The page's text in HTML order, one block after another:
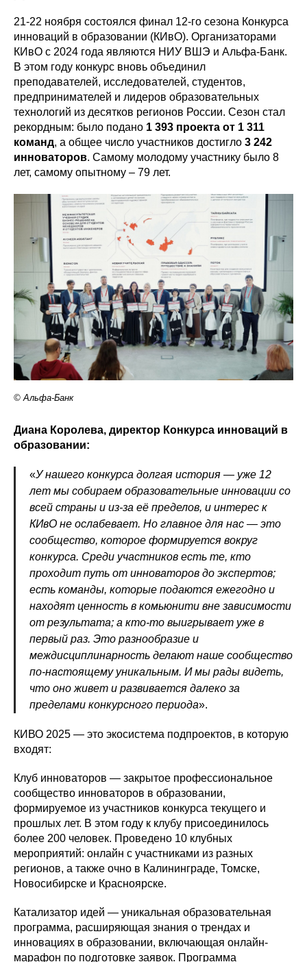
21-22 ноября состоялся финал 12-го сезона Конкурса
инноваций в образовании (КИвО). Организаторами
КИвО с 2024 года являются НИУ ВШЭ и Альфа-Банк.
В этом году конкурс вновь объединил
преподавателей, исследователей, студентов,
предпринимателей и лидеров образовательных
технологий из десятков регионов России. Сезон стал
рекордным: было подано 1 393 проекта от 1 311
команд, а общее число участников достигло 3 242
инноваторов. Самому молодому участнику было 8
лет, самому опытному – 79 лет.
© Альфа-Банк
Диана Королева, директор Конкурса инноваций в
образовании:
«У нашего конкурса долгая история — уже 12
лет мы собираем образовательные инновации со
всей страны и из-за её пределов, и интерес к
КИвО не ослабевает. Но главное для нас — это
сообщество, которое формируется вокруг
конкурса. Среди участников есть те, кто
проходит путь от инноваторов до экспертов;
есть команды, которые подаются ежегодно и
находят ценность в комьюнити вне зависимости
от результата; а кто-то выигрывает уже в
первый раз. Это разнообразие и
междисциплинарность делают наше сообщество
по-настоящему уникальным. И мы рады видеть,
что оно живет и развивается далеко за
пределами конкурсного периода».
КИВО 2025 — это экосистема подпроектов, в которую
входят:
Клуб инноваторов — закрытое профессиональное
сообщество инноваторов в образовании,
формируемое из участников конкурса текущего и
прошлых лет. В этом году к клубу присоединилось
более 200 человек. Проведено 10 клубных
мероприятий: онлайн с участниками из разных
регионов, а также очно в Калининграде, Томске,
Новосибирске и Красноярске.
Катализатор идей — уникальная образовательная
программа, расширяющая знания о трендах и
инновациях в образовании, включающая онлайн-
марафон по подготовке заявок. Программа